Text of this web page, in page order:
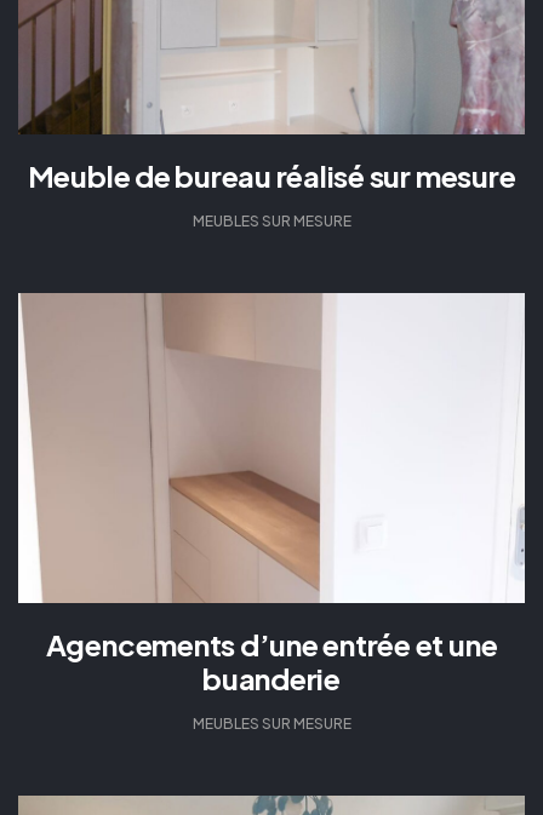
Meuble de bureau réalisé sur mesure
MEUBLES SUR MESURE
Agencements d’une entrée et une
buanderie
MEUBLES SUR MESURE